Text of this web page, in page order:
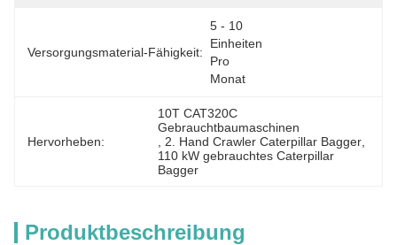
Versorgungsmaterial-Fähigkeit:
5 - 10
Einheiten
Pro
Monat
Hervorheben:
10T CAT320C
Gebrauchtbaumaschinen
2. Hand Crawler Caterpillar Bagger
110 kW gebrauchtes Caterpillar
Bagger
Produktbeschreibung